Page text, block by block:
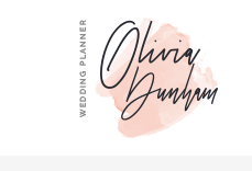
contenido